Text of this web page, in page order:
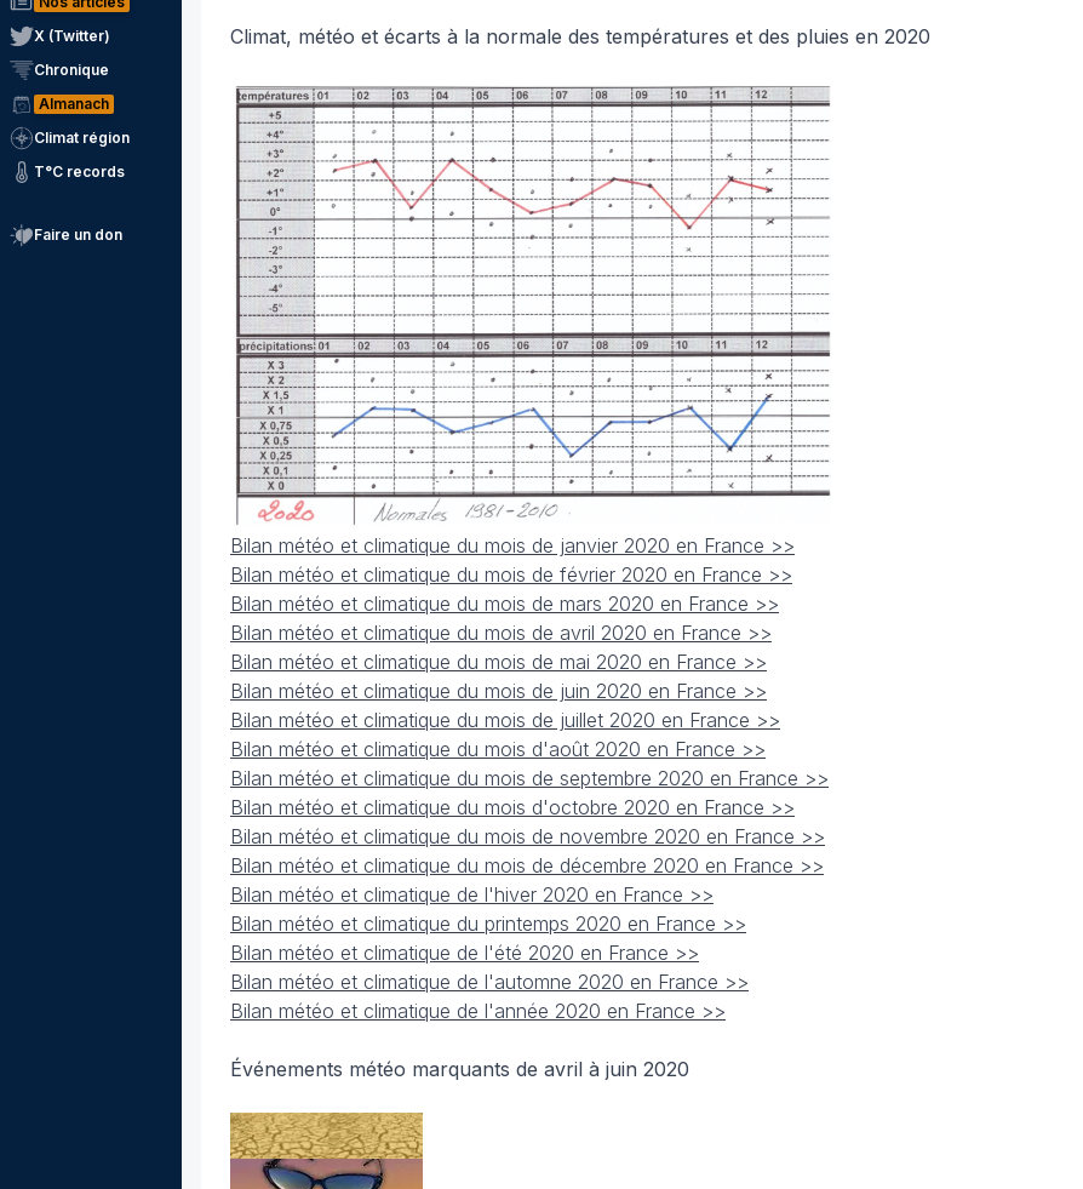
X (Twitter)
Chronique
Almanach
Climat région
T°C records
Faire un don
Climat, météo et écarts à la normale des températures et des pluies en 2020
Bilan météo et climatique du mois de janvier 2020 en France >>
Bilan météo et climatique du mois de février 2020 en France >>
Bilan météo et climatique du mois de mars 2020 en France >>
Bilan météo et climatique du mois de avril 2020 en France >>
Bilan météo et climatique du mois de mai 2020 en France >>
Bilan météo et climatique du mois de juin 2020 en France >>
Bilan météo et climatique du mois de juillet 2020 en France >>
Bilan météo et climatique du mois d'août 2020 en France >>
Bilan météo et climatique du mois de septembre 2020 en France >>
Bilan météo et climatique du mois d'octobre 2020 en France >>
Bilan météo et climatique du mois de novembre 2020 en France >>
Bilan météo et climatique du mois de décembre 2020 en France >>
Bilan météo et climatique de l'hiver 2020 en France >>
Bilan météo et climatique du printemps 2020 en France >>
Bilan météo et climatique de l'été 2020 en France >>
Bilan météo et climatique de l'automne 2020 en France >>
Bilan météo et climatique de l'année 2020 en France >>
Événements météo marquants de avril à juin 2020